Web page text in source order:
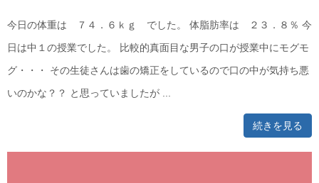
今日の体重は ７４．６ｋｇ でした。 体脂肪率は ２３．８％ 今
日は中１の授業でした。 比較的真面目な男子の口が授業中にモグモ
グ・・・ その生徒さんは歯の矯正をしているので口の中が気持ち悪
いのかな？？ と思っていましたが ...
続きを見る